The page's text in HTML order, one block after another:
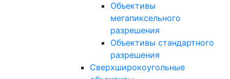
Объективы
мегапиксельного
разрешения
Объективы стандартного
разрешения
Сверхширокоугольные